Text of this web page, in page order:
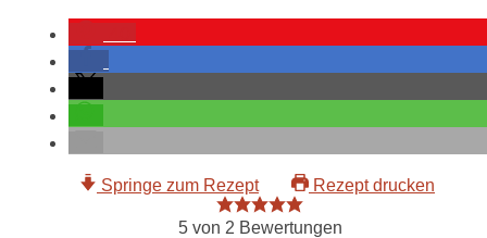
Springe zum Rezept Rezept drucken
5von 2 Bewertungen